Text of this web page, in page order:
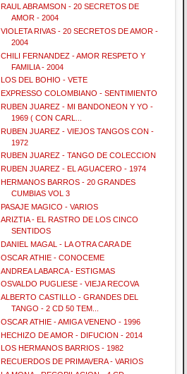
RAUL ABRAMSON - 20 SECRETOS DE
AMOR - 2004
VIOLETA RIVAS - 20 SECRETOS DE AMOR -
2004
CHILI FERNANDEZ - AMOR RESPETO Y
FAMILIA - 2004
LOS DEL BOHIO - VETE
EXPRESSO COLOMBIANO - SENTIMIENTO
RUBEN JUAREZ - MI BANDONEON Y YO -
1969 ( CON CARL...
RUBEN JUAREZ - VIEJOS TANGOS CON -
1972
RUBEN JUAREZ - TANGO DE COLECCION
RUBEN JUAREZ - EL AGUACERO - 1974
HERMANOS BARROS - 20 GRANDES
CUMBIAS VOL 3
PASAJE MAGICO - VARIOS
ARIZTIA - EL RASTRO DE LOS CINCO
SENTIDOS
DANIEL MAGAL - LA OTRA CARA DE
OSCAR ATHIE - CONOCEME
ANDREA LABARCA - ESTIGMAS
OSVALDO PUGLIESE - VIEJA RECOVA
ALBERTO CASTILLO - GRANDES DEL
TANGO - 2 CD 50 TEM...
OSCAR ATHIE - AMIGA VENENO - 1996
HECHIZO DE AMOR - DIFUCION - 2014
LOS HERMANOS BARRIOS - 1982
RECUERDOS DE PRIMAVERA - VARIOS